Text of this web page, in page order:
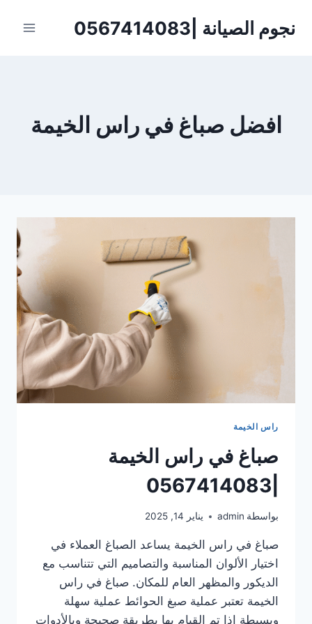
نجوم الصيانة |0567414083
افضل صباغ في راس الخيمة
راس الخيمة
صباغ في راس الخيمة
بواسطة admin يناير 14, 2025
صباغ في راس الخيمة يساعد الصباغ العملاء في
اختيار الألوان المناسبة والتصاميم التي تتناسب مع
الديكور والمظهر العام للمكان. صباغ في راس
الخيمة تعتبر عملية صبغ الحوائط عملية سهلة
وبسيطة إذا تم القيام بها بطريقة صحيحة وبالأدوات